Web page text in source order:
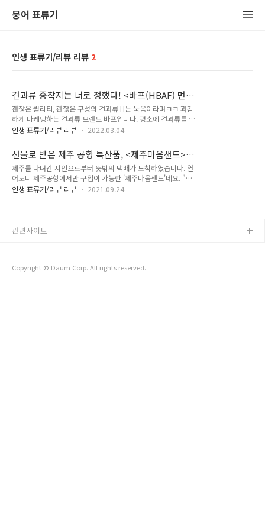
붕어 표류기
인생 표류기/리뷰 리뷰 2
견과류 종착지는 너로 정했다! <바프(HBAF) 먼
투썬>
괜찮은 퀄리티, 괜찮은 구성의 견과류 H는 묵음이라며ㅋㅋ 과감
하게 마케팅하는 견과류 브랜드 바프입니다. 평소에 견과류를 엄
청 좋아해서 마트에서 호두, 아몬드, 피스타치오, 피칸 등등 큰
주짜리 제품입니다! 요일별로 조금씩 다르게 견과와 마른베리류
를 섞어서 먹을 수 있다는게 같은 견과류를 매일 먹는 저 같은 사
람에게는 완전 취향저격이예요! 그나저나 이번에 광고모델이 전
지현에서 한소희로 바뀌었더라고요. 모델료랑 광고료가 상당할
텐데, 매출도 그만큼 잘 나오고 있다는 거겠죠? 쓸데없이 남의
인생 표류기/리뷰 리뷰 2022.03.04
선물로 받은 제주 공항 특산품, <제주마음샌드>
솔직 리뷰
제주를 다녀간 지인으로부터 뜻밖의 택배가 도착하였습니다. 열
어보니 제주공항에서만 구입이 가능한 '제주마음샌드'네요. "오
~ 제주도 사람들은 먹기 어렵다는 제주마음샌드인가!"라며 짝꿍
특산품 파리바게트, 전국 파리바게트 어디에도 팔지 않고, 제주
어템입니다. 육지에 계신분들에게도 역시 제주까지가서 신경써
인생 표류기/리뷰 리뷰 2021.09.24
Copyright © Daum Corp. All rights reserved.
관련사이트